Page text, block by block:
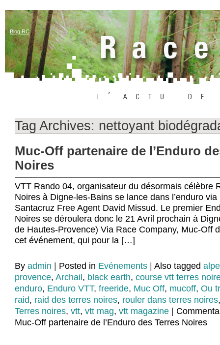
Blog RC
Tag Archives: nettoyant
Muc-Off partenaire de l’Enduro
Noires
VTT Rando 04, organisateur du désormais célèbre
Noires à Digne-les-Bains se lance dans l’enduro
Santacruz Free Agent David Missud. Le premier
Noires se déroulera donc le 21 Avril prochain à
de Hautes-Provence) Via Race Company, Muc-Off
cet événement, qui pour la […]
By admin Posted in Evénements Also tagged
provence, Archail , black earth, course vtt terres
enduro, Enduro VTT, freeride, Muc Off, mucoff, Ou
raid, raid des terres noires, rouler dans terres noires
Terres noires, vtt, vtt mag, vtt magazine
Muc-Off partenaire de l’Enduro des Terres Noires